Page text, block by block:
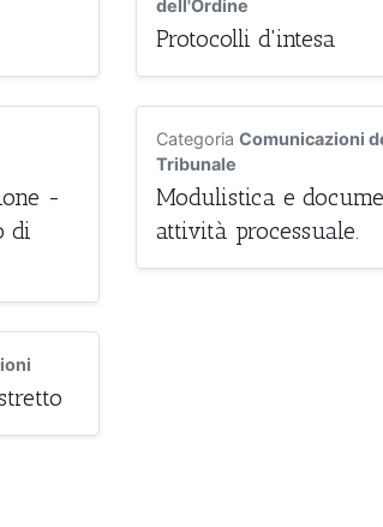
dell'Ordine
Protocolli d'intesa
-
di
Categoria Comunicazioni
Tribunale
Modulistica e
attività processuale.